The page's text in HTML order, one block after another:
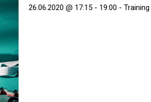
26.06.2020 @ 17:15 - 19:00 - Training